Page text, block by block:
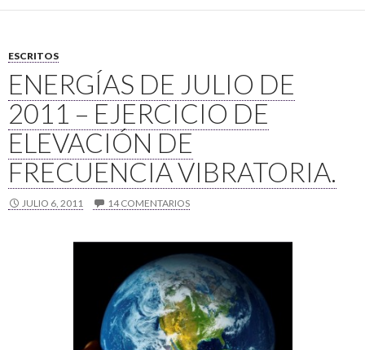
ESCRITOS
ENERGÍAS DE JULIO DE
2011 – EJERCICIO DE
ELEVACIÓN DE
FRECUENCIA VIBRATORIA.
JULIO 6, 2011 14 COMENTARIOS